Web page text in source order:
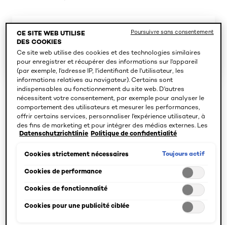
63 résultat(s)
CE SITE WEB UTILISE
DES COOKIES
Ce site web utilise des cookies et des technologies similaires
pour enregistrer et récupérer des informations sur l'appareil
(par exemple, l'adresse IP, l'identifiant de l'utilisateur, les
informations relatives au navigateur). Certains sont
indispensables au fonctionnement du site web. D'autres
nécessitent votre consentement, par exemple pour analyser le
comportement des utilisateurs et mesurer les performances,
offrir certains services, personnaliser l'expérience utilisateur, à
des fins de marketing et pour intégrer des médias externes. Les
cookies non indispensables peuvent être acceptés directement
»). Il est également possible de personnaliser les paramètres et
pouvez modifier votre sélection à tout moment en cliquant sur le
lien « Paramètres des cookies ». Pour plus d'informations,
veuillez consulter notre politique de confidentialité.
Datenschutzrichtlinie Politique de confidentialité
Cookies strictement nécessaires Toujours actif
Cookies de performance
Cookies de fonctionnalité
Cookies pour une publicité ciblée
Poursuivre sans consentement